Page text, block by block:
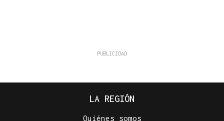
LA REGIÓN
Quiénes somos